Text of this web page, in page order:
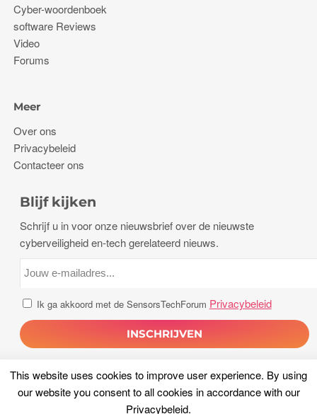
This website uses cookies to improve user experience. By using
our website you consent to all cookies in accordance with our
Privacybeleid.
Cyber-woordenboek
software Reviews
Video
Forums
Meer
Over ons
Privacybeleid
Contacteer ons
Blijf kijken
Schrijf u in voor onze nieuwsbrief over de nieuwste
cyberveiligheid en-tech gerelateerd nieuws.
Ik ga akkoord met de SensorsTechForum Privacybeleid